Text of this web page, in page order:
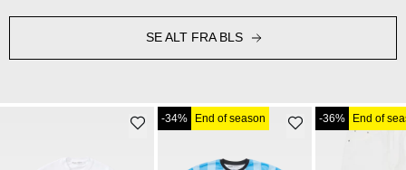
SE ALT FRA BLS
-34% End of season -36% End of